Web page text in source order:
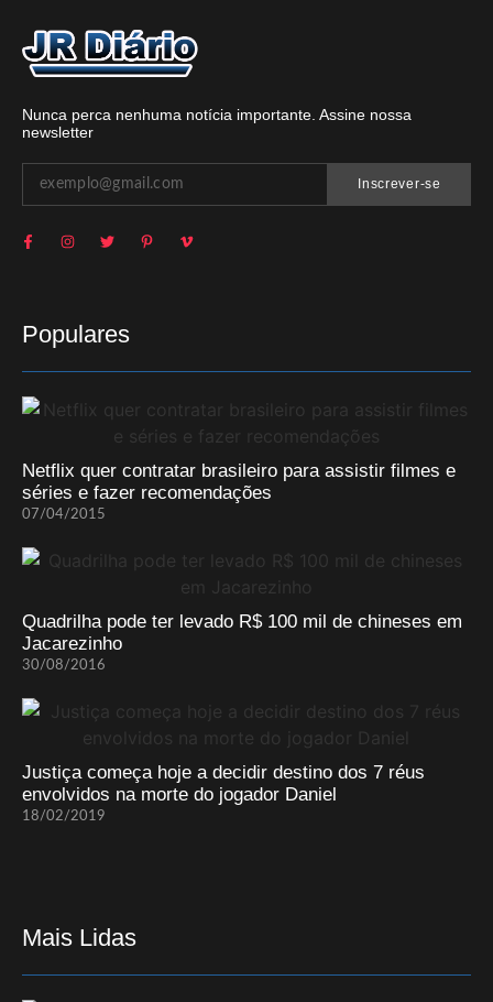
Nunca perca nenhuma notícia importante. Assine nossa
newsletter
Inscrever-se
Populares
Netflix quer contratar brasileiro para assistir filmes e
séries e fazer recomendações
07/04/2015
Quadrilha pode ter levado R$ 100 mil de chineses em
Jacarezinho
30/08/2016
Justiça começa hoje a decidir destino dos 7 réus
envolvidos na morte do jogador Daniel
18/02/2019
Mais Lidas